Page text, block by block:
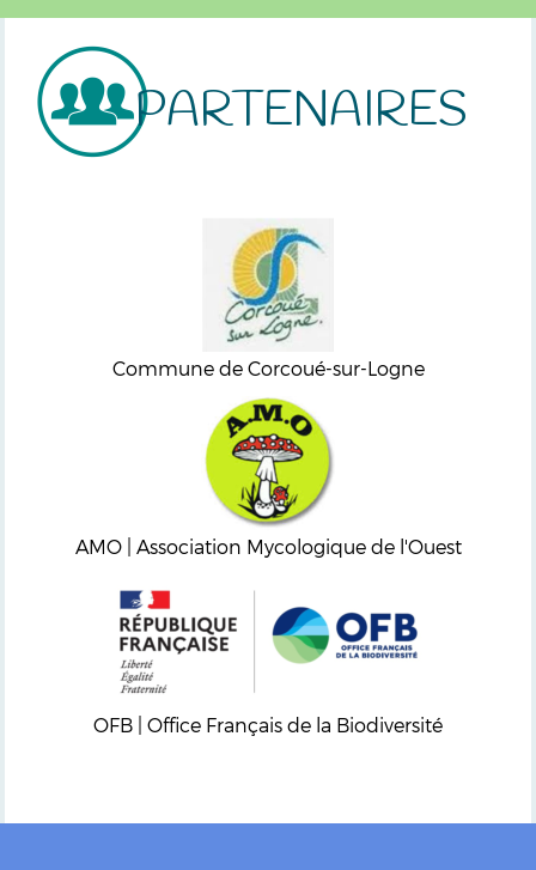
PARTENAIRES
Commune de Corcoué-sur-Logne
AMO | Association Mycologique de l'Ouest
OFB | Office Français de la Biodiversité